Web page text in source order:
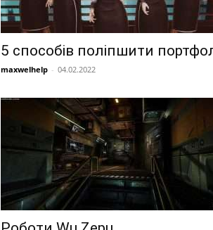
5 способів поліпшити
maxwelhelp - 04.02.2022